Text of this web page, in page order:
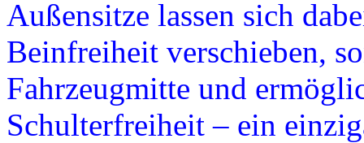
Außensitze lassen sich
Beinfreiheit verschieben,
Fahrzeugmitte und
Schulterfreiheit – ein